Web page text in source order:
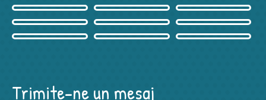
Trimite-ne un mesaj